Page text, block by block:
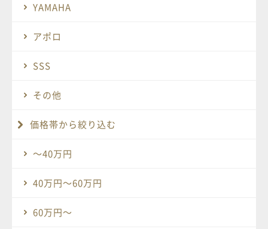
YAMAHA
アポロ
SSS
その他
価格帯から絞り込む
〜40万円
40万円〜60万円
60万円〜